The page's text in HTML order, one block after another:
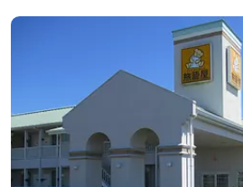
た桜の時期は、多くの人々でにぎわう。 バーベキューの食材は持ち